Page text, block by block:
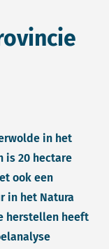
in het
is 20 hectare
ook een
in het Natura
herstellen heeft